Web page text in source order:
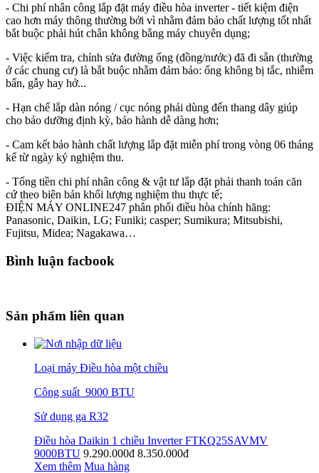
- Chi phí nhân công lắp đặt máy điều hòa inverter - tiết kiệm điện
cao hơn máy thông thường bởi vì nhằm đảm bảo chất lượng tốt nhất
bắt buộc phải hút chân không bằng máy chuyên dụng;
- Việc kiểm tra, chỉnh sửa đường ống (đồng/nước) đã đi sẵn (thường
ở các chung cư) là bắt buộc nhằm đảm bảo: ống không bị tắc, nhiễm
bẩn, gẫy hay hở...
- Hạn chế lắp dàn nóng / cục nóng phải dùng đến thang dây giúp
cho bảo dưỡng định kỳ, bảo hành dễ dàng hơn;
- Cam kết bảo hành chất lượng lắp đặt miễn phí trong vòng 06 tháng
kể từ ngày ký nghiệm thu.
- Tổng tiền chi phí nhân công & vật tư lắp đặt phải thanh toán căn
cứ theo biên bản khối lượng nghiệm thu thực tế;
ĐIỆN MÁY ONLINE247 phân phối điều hòa chính hãng:
Panasonic, Daikin, LG; Funiki; casper; Sumikura; Mitsubishi,
Fujitsu, Midea; Nagakawa…
Bình luận facbook
Sản phẩm liên quan
Loại máy Điều hòa một chiều
Công suất 9000 BTU
Sử dụng ga R32
Điều hòa Daikin 1 chiều Inverter FTKQ25SAVMV
9000BTU 9.290.000đ 8.350.000đ
Xem thêm Mua hàng